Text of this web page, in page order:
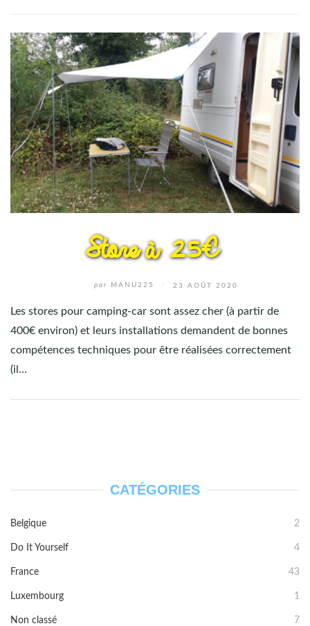
Store à 25€
par MANU225 23 AOÛT 2020
Les stores pour camping-car sont assez cher (à partir de
400€ environ) et leurs installations demandent de bonnes
compétences techniques pour être réalisées correctement
(il…
CATÉGORIES
Belgique 2
Do It Yourself 4
France 43
Luxembourg 1
Non classé 7